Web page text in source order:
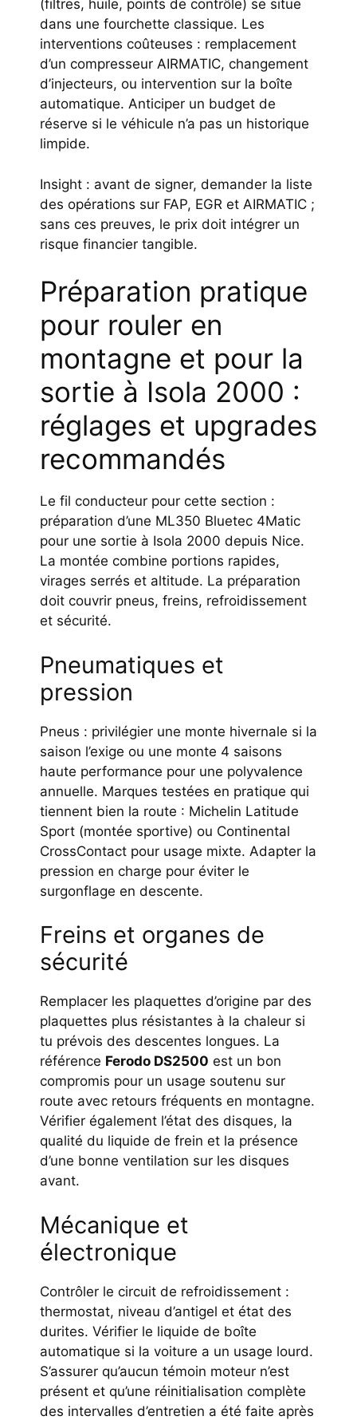
(filtres, huile, points de contrôle) se situe
dans une fourchette classique. Les
interventions coûteuses : remplacement
d’un compresseur AIRMATIC, changement
d’injecteurs, ou intervention sur la boîte
automatique. Anticiper un budget de
réserve si le véhicule n’a pas un historique
limpide.
Insight : avant de signer, demander la liste
des opérations sur FAP, EGR et AIRMATIC ;
sans ces preuves, le prix doit intégrer un
risque financier tangible.
Préparation pratique
pour rouler en
montagne et pour la
sortie à Isola 2000 :
réglages et upgrades
recommandés
Le fil conducteur pour cette section :
préparation d’une ML350 Bluetec 4Matic
pour une sortie à Isola 2000 depuis Nice.
La montée combine portions rapides,
virages serrés et altitude. La préparation
doit couvrir pneus, freins, refroidissement
et sécurité.
Pneumatiques et
pression
Pneus : privilégier une monte hivernale si la
saison l’exige ou une monte 4 saisons
haute performance pour une polyvalence
annuelle. Marques testées en pratique qui
tiennent bien la route : Michelin Latitude
Sport (montée sportive) ou Continental
CrossContact pour usage mixte. Adapter la
pression en charge pour éviter le
surgonflage en descente.
Freins et organes de
sécurité
Remplacer les plaquettes d’origine par des
plaquettes plus résistantes à la chaleur si
tu prévois des descentes longues. La
référence Ferodo DS2500 est un bon
compromis pour un usage soutenu sur
route avec retours fréquents en montagne.
Vérifier également l’état des disques, la
qualité du liquide de frein et la présence
d’une bonne ventilation sur les disques
avant.
Mécanique et
électronique
Contrôler le circuit de refroidissement :
thermostat, niveau d’antigel et état des
durites. Vérifier le liquide de boîte
automatique si la voiture a un usage lourd.
S’assurer qu’aucun témoin moteur n’est
présent et qu’une réinitialisation complète
des intervalles d’entretien a été faite après